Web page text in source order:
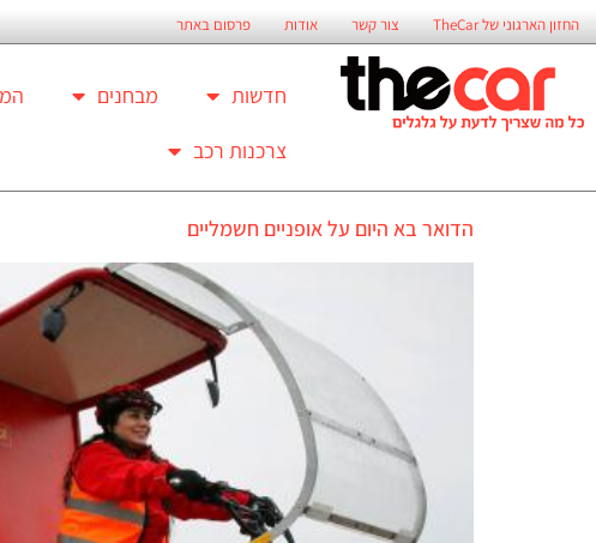
החזון הארגוני של TheCar צור קשר אודות פרסום באתר
חדשות מבחנים
צרכנות רכב
הדואר בא היום על אופניים חשמליים